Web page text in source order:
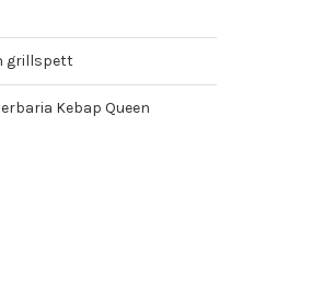
grillspett
Kebap Queen